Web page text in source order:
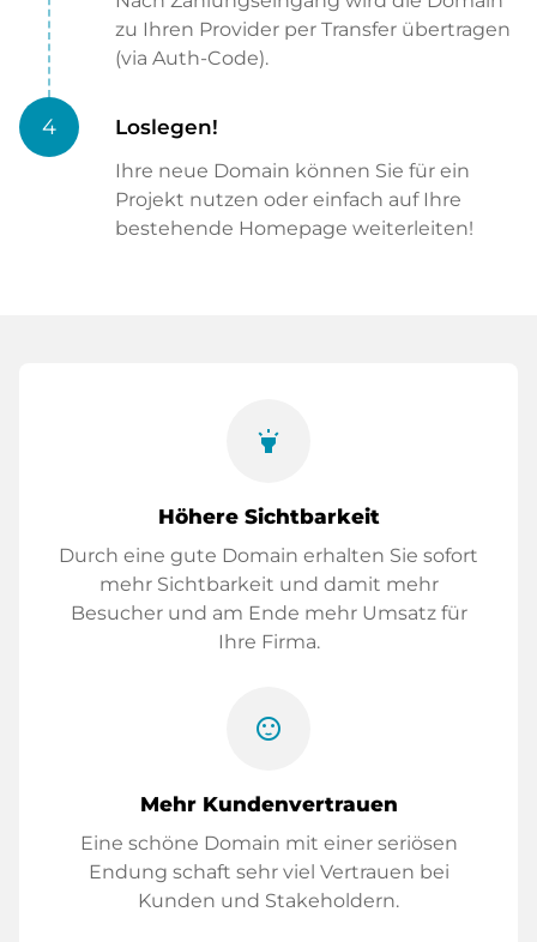
zu Ihren Provider per Transfer übertragen
(via Auth-Code).
4 Loslegen!
Ihre neue Domain können Sie für ein
Projekt nutzen oder einfach auf Ihre
bestehende Homepage weiterleiten!
highlight
Höhere Sichtbarkeit
Durch eine gute Domain erhalten Sie sofort
mehr Sichtbarkeit und damit mehr
Besucher und am Ende mehr Umsatz für
Ihre Firma.
sentiment_satisfied
Mehr Kundenvertrauen
Eine schöne Domain mit einer seriösen
Endung schaft sehr viel Vertrauen bei
Kunden und Stakeholdern.